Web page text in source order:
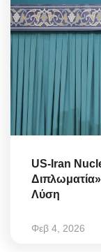
US-Iran
Διπλωματία»
Λύση
Φεβ 4, 2026